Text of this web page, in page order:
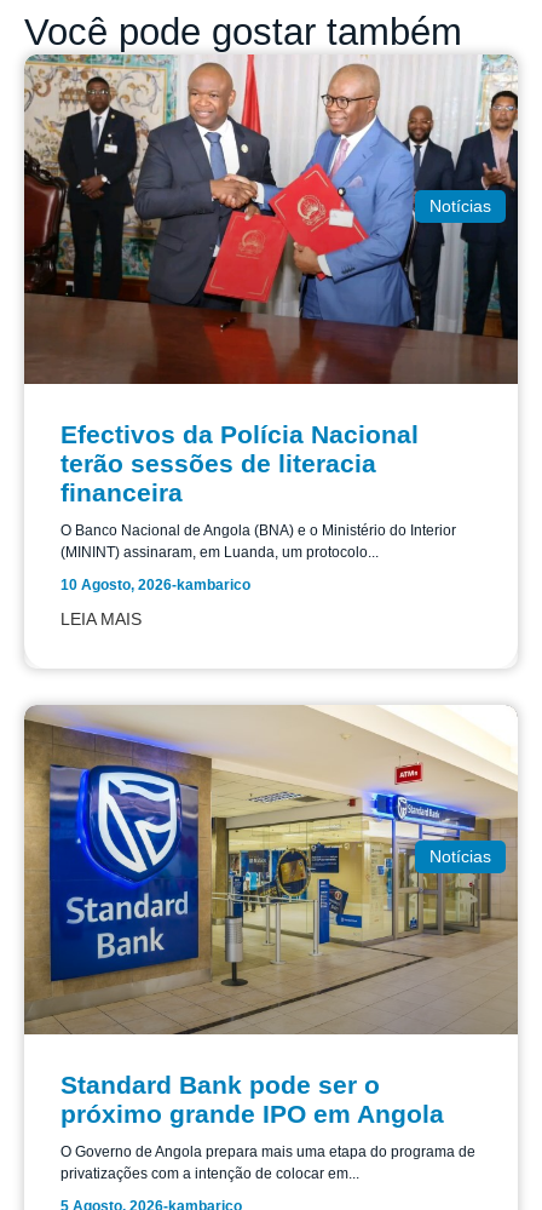
Você pode gostar também
Notícias
Efectivos da Polícia Nacional
terão sessões de literacia
financeira
O Banco Nacional de Angola (BNA) e o Ministério do Interior
(MININT) assinaram, em Luanda, um protocolo...
10 Agosto, 2026-kambarico
LEIA MAIS
Notícias
Standard Bank pode ser o
próximo grande IPO em Angola
O Governo de Angola prepara mais uma etapa do programa de
privatizações com a intenção de colocar em...
5 Agosto, 2026-kambarico